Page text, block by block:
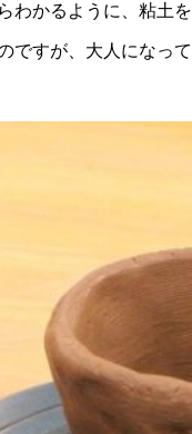
わかるように、粘土を
ですが、大人になって